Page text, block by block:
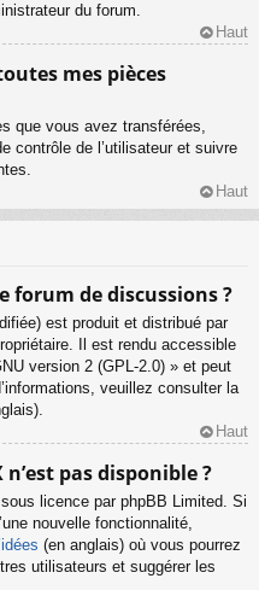
du forum.
Haut
mes pièces
que vous avez transférées,
contrôle de l’utilisateur et suivre
Haut
forum de discussions ?
est produit et distribué par
Il est rendu accessible
version 2 (GPL-2.0) » et peut
veuillez consulter la
Haut
pas disponible ?
licence par phpBB Limited. Si
nouvelle fonctionnalité,
(en anglais) où vous pourrez
utilisateurs et suggérer les